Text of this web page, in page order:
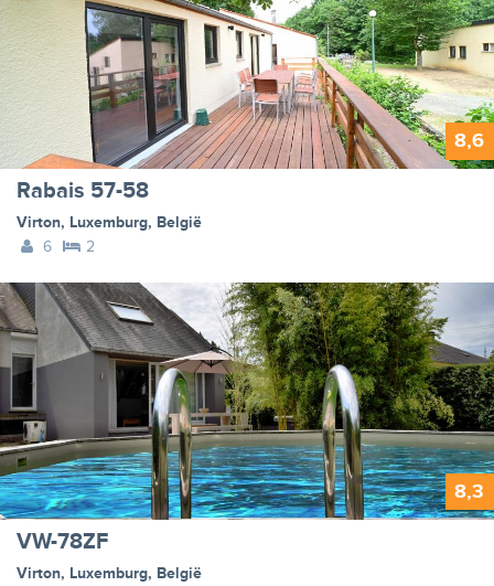
8,6
Rabais 57-58
Virton, Luxemburg, België
6
2
8,3
VW-78ZF
Virton, Luxemburg, België